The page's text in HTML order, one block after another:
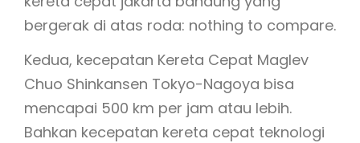
bergerak di atas roda: nothing to compare.
Kedua, kecepatan Kereta Cepat Maglev
Chuo Shinkansen Tokyo-Nagoya bisa
mencapai 500 km per jam atau lebih.
Bahkan kecepatan kereta cepat teknologi